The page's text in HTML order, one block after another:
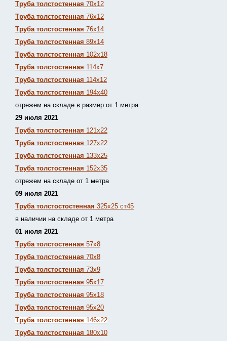
Труба толстостенная 70х12
Труба толстостенная 76х12
Труба толстостенная 76х14
Труба толстостенная 89х14
Труба толстостенная 102х18
Труба толстостенная 114х7
Труба толстостенная 114х12
Труба толстостенная 194х40
отрежем на складе в размер от 1 метра
29 июля 2021
Труба толстостенная 121х22
Труба толстостенная 127х22
Труба толстостенная 133х25
Труба толстостенная 152х35
отрежем на складе от 1 метра
09 июля 2021
Труба толстостостенная 325х25 ст45
в наличии на складе от 1 метра
01 июля 2021
Труба толстостенная 57х8
Труба толстостенная 70х8
Труба толстостенная 73х9
Труба толстостенная 95х17
Труба толстостенная 95х18
Труба толстостенная 95х20
Труба толстостенная 146х22
Труба толстостенная 180х10